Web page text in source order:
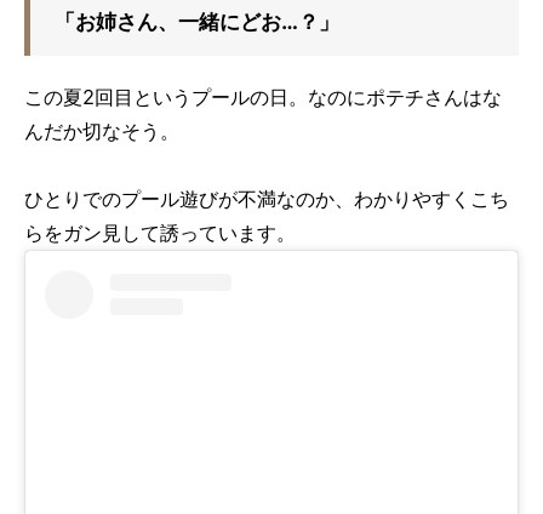
「お姉さん、一緒にどお…？」
この夏2回目というプールの日。なのにポテチさんはな
んだか切なそう。
ひとりでのプール遊びが不満なのか、わかりやすくこち
らをガン見して誘っています。